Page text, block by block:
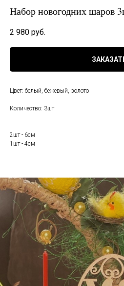
Набор новогодних шаров
2 980 руб.
Цвет: белый, бежевый, золото
Количество: 3шт
2шт - 6см
1шт - 4см